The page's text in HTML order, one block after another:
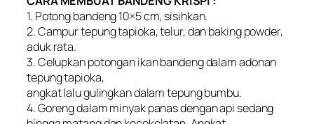
1. Potong bandeng 10×5 cm, sisihkan.
2. Campur tepung tapioka, telur, dan baking powder,
aduk rata.
3. Celupkan potongan ikan bandeng dalam adonan
tepung tapioka,
angkat lalu gulingkan dalam tepung bumbu.
4. Goreng dalam minyak panas dengan api sedang